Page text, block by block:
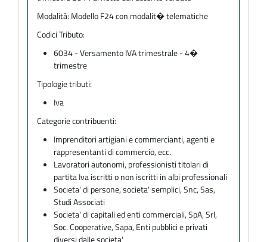
Modalità: Modello F24 con modalit� telematiche
Codici Tributo:
6034 - Versamento IVA trimestrale - 4�
trimestre
Tipologie tributi:
Iva
Categorie contribuenti:
Imprenditori artigiani e commercianti, agenti e
rappresentanti di commercio, ecc.
Lavoratori autonomi, professionisti titolari di
partita Iva iscritti o non iscritti in albi professionali
Societa' di persone, societa' semplici, Snc, Sas,
Studi Associati
Societa' di capitali ed enti commerciali, SpA, Srl,
Soc. Cooperative, Sapa, Enti pubblici e privati
diversi dalle societa'